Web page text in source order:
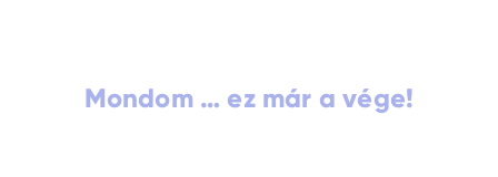
Mondom … ez már a vége!